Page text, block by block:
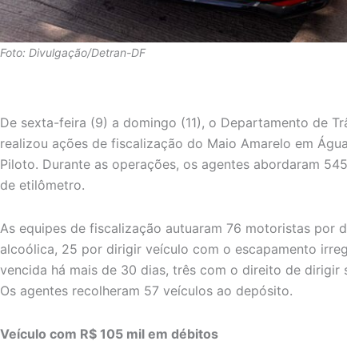
Foto: Divulgação/Detran-DF
De sexta-feira (9) a domingo (11), o Departamento de
realizou ações de fiscalização do Maio Amarelo em
Piloto. Durante as operações, os agentes abordaram
de etilômetro.
As equipes de fiscalização autuaram 76 motoristas por
alcoólica, 25 por dirigir veículo com o escapamento
vencida há mais de 30 dias, três com o direito de dirigir
Os agentes recolheram 57 veículos ao depósito.
Veículo com R$ 105 mil em débitos